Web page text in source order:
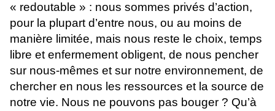
« redoutable » : nous sommes privés d’action,
pour la plupart d’entre nous, ou au moins de
manière limitée, mais nous reste le choix, temps
libre et enfermement obligent, de nous pencher
sur nous-mêmes et sur notre environnement, de
chercher en nous les ressources et la source de
notre vie. Nous ne pouvons pas bouger ? Qu’à